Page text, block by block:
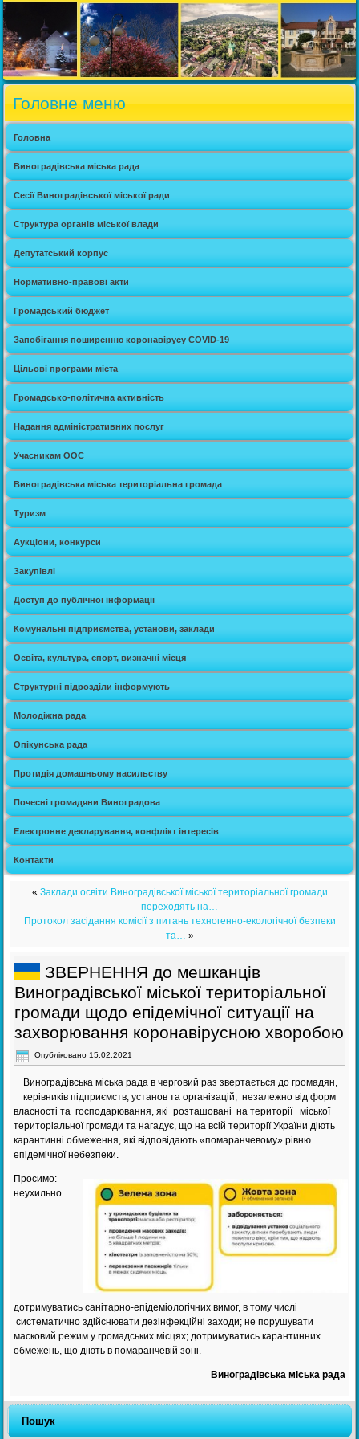
Головне меню
Головна
Виноградівська міська рада
Сесії Виноградівської міської ради
Структура органів міської влади
Депутатський корпус
Нормативно-правові акти
Громадський бюджет
Запобігання поширенню коронавірусу COVID-19
Цільові програми міста
Громадсько-політична активність
Надання адміністративних послуг
Учасникам ООС
Виноградівська міська територіальна громада
Туризм
Аукціони, конкурси
Закупівлі
Доступ до публічної інформації
Комунальні підприємства, установи, заклади
Освіта, культура, спорт, визначні місця
Структурні підрозділи інформують
Молодіжна рада
Опікунська рада
Протидія домашньому насильству
Почесні громадяни Виноградова
Електронне декларування, конфлікт інтересів
Контакти
« Заклади освіти Виноградівської міської територіальної громади
переходять на…
Протокол засідання комісії з питань техногенно-екологічної безпеки
та… »
ЗВЕРНЕННЯ до мешканців
Виноградівської міської територіальної
громади щодо епідемічної ситуації на
захворювання коронавірусною хворобою
Опубліковано 15.02.2021
Виноградівська міська рада в черговий раз звертається до громадян,
керівників підприємств, установ та організацій, незалежно від форм
власності та господарювання, які розташовані на території міської
територіальної громади та нагадує, що на всій території України діють
карантинні обмеження, які відповідають «помаранчевому» рівню
епідемічної небезпеки.
Просимо:
неухильно
дотримуватись санітарно-епідеміологічних вимог, в тому числі
систематично здійснювати дезінфекційні заходи; не порушувати
масковий режим у громадських місцях; дотримуватись карантинних
обмежень, що діють в помаранчевій зоні.
Виноградівська міська рада
Пошук